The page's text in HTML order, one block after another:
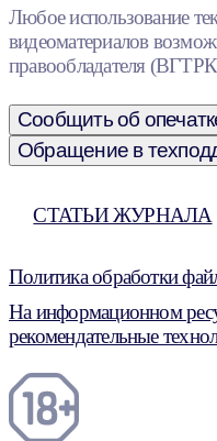
Любое использование
видеоматериалов
правообладателя
Сообщить об
Обращение в
СТАТЬИ ЖУРНАЛА
Политика обработки
На информационном
рекомендательные